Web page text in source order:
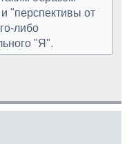
"перспективы от
либо
"Я".